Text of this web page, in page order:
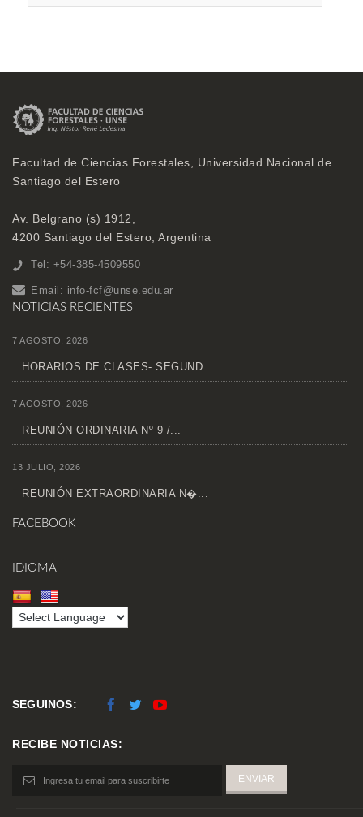
Facultad de Ciencias Forestales, Universidad Nacional de
Santiago del Estero
Av. Belgrano (s) 1912,
4200 Santiago del Estero, Argentina
Tel: +54-385-4509550
Email: info-fcf@unse.edu.ar
NOTICIAS RECIENTES
7 AGOSTO, 2026
HORARIOS DE CLASES- SEGUND...
7 AGOSTO, 2026
REUNIÓN ORDINARIA Nº 9 /...
13 JULIO, 2026
REUNIÓN EXTRAORDINARIA N�...
FACEBOOK
IDIOMA
SEGUINOS:
RECIBE NOTICIAS: